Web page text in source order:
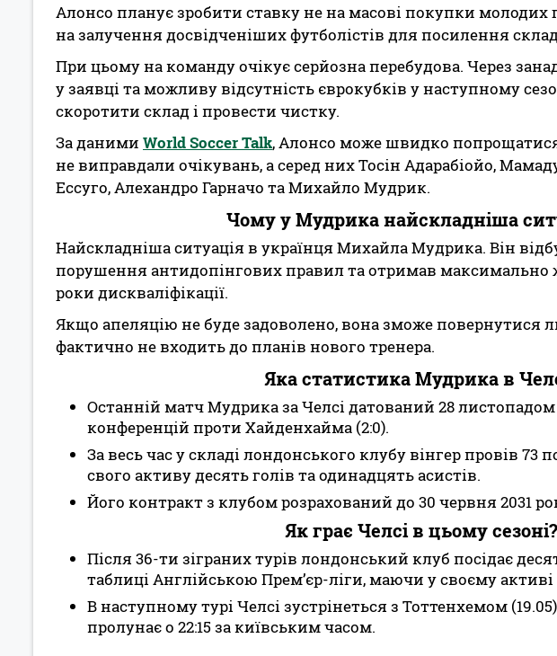
Алонсо планує зробити ставку не на масові покупки молодих
на залучення досвідченіших футболістів для посилення
При цьому на команду очікує серйозна перебудова. Через
у заявці та можливу відсутність єврокубків у наступному
скоротити склад і провести чистку.
За даними World Soccer Talk, Алонсо може швидко попрощатися
не виправдали очікувань, а серед них Тосін Адарабіойо,
Ессуго, Алехандро Гарначо та Михайло Мудрик.
Чому у Мудрика найскладніша
Найскладніша ситуація в українця Михайла Мудрика. Він
порушення антидопінгових правил та отримав максимально
роки дискваліфікації.
Якщо апеляцію не буде задоволено, вона зможе повернутися
фактично не входить до планів нового тренера.
Яка статистика Мудрика в
Останній матч Мудрика за Челсі датований 28 листопадом
конференцій проти Хайденхайма (2:0).
За весь час у складі лондонського клубу вінгер провів 73
свого активу десять голів та одинадцять асистів.
Його контракт з клубом розрахований до 30 червня 2031
Як грає Челсі в цьому сезоні?
Після 36-ти зіграних турів лондонський клуб посідає
таблиці Англійською Прем’єр-ліги, маючи у своєму активі
В наступному турі Челсі зустрінеться з Тоттенхемом
пролунає о 22:15 за київським часом.